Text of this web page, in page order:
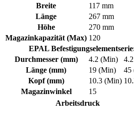
Breite
117 mm
Länge
267 mm
Höhe
270 mm
Magazinkapazität (Max) 120
EPAL
Durchmesser (mm)
4.2 (Min)
Länge (mm)
19 (Min)
45
Kopf (mm)
10.3 (Min)
Magazinwinkel
15
Arbeitsdruck